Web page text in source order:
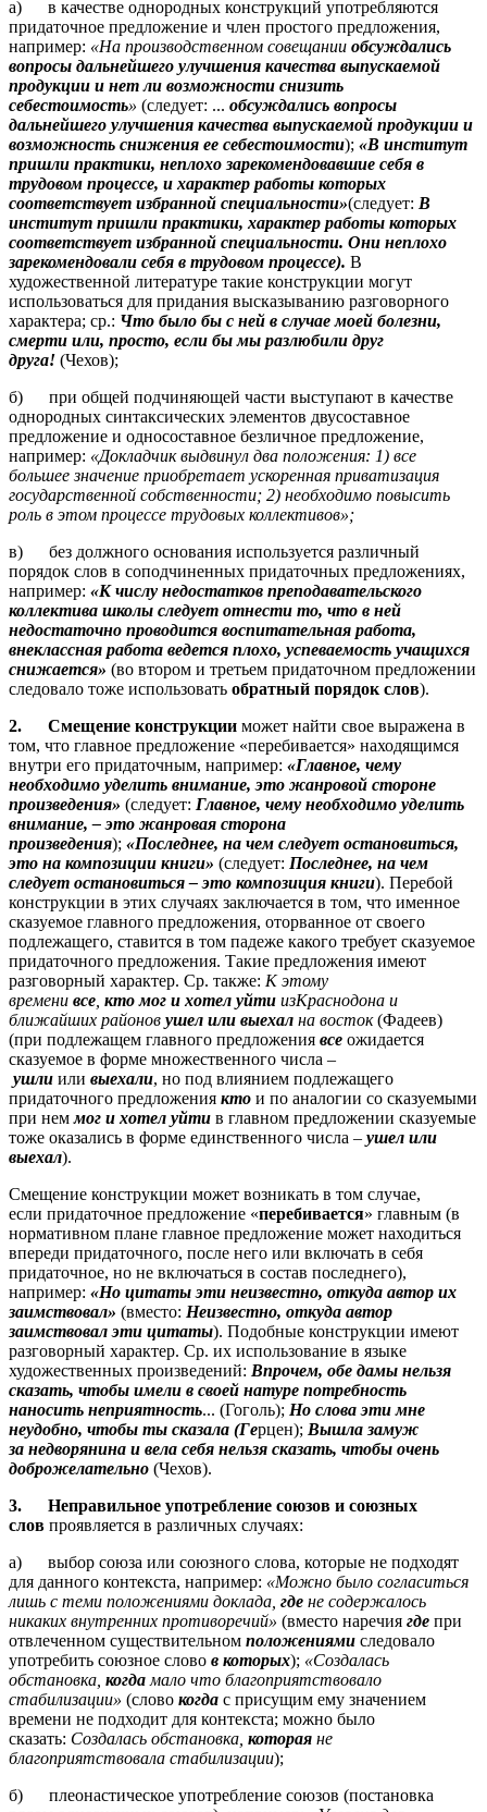
а) в качестве однородных конструкций употребляются
придаточное предложение и член простого предложения,
например: «На производственном совещании обсуждались
вопросы дальнейшего улучшения качества выпускаемой
продукции и нет ли возможности снизить
себестоимость» (следует: ... обсуждались вопросы
дальнейшего улучшения качества выпускаемой продукции и
возможность снижения ее себестоимости); «В институт
пришли практики, неплохо зарекомендовавшие себя в
трудовом процессе, и характер работы которых
соответствует избранной специальности»(следует: В
институт пришли практики, характер работы которых
соответствует избранной специальности. Они неплохо
зарекомендовали себя в трудовом процессе). В
художественной литературе такие конструкции могут
использоваться для придания высказыванию разговорного
характера; ср.: Что было бы с ней в случае моей болезни,
смерти или, просто, если бы мы разлюбили друг
друга! (Чехов);
б) при общей подчиняющей части выступают в качестве
однородных синтаксических элементов двусоставное
предложение и односоставное безличное предложение,
например: «Докладчик выдвинул два положения: 1) все
большее значение приобретает ускоренная приватизация
государственной собственности; 2) необходимо повысить
роль в этом процессе трудовых коллективов»;
в) без должного основания используется различный
порядок слов в соподчиненных придаточных предложениях,
например: «К числу недостатков преподавательского
коллектива школы следует отнести то, что в ней
недостаточно проводится воспитательная работа,
внеклассная работа ведется плохо, успеваемость учащихся
снижается» (во втором и третьем придаточном предложении
следовало тоже использовать обратный порядок слов).
2. Смещение конструкции может найти свое выражена в
том, что главное предложение «перебивается» находящимся
внутри его придаточным, например: «Главное, чему
необходимо уделить внимание, это жанровой стороне
произведения» (следует: Главное, чему необходимо уделить
внимание,– это жанровая сторона
произведения); «Последнее, на чем следует остановиться,
это на композиции книги» (следует: Последнее, на чем
следует остановиться– это композиция книги). Перебой
конструкции в этих случаях заключается в том, что именное
сказуемое главного предложения, оторванное от своего
подлежащего, ставится в том падеже какого требует сказуемое
придаточного предложения. Такие предложения имеют
разговорный характер. Ср. также: К этому
времени все кто мог и хотел уйти изКраснодона и
ближайших районов ушел или выехал на восток(Фадеев)
(при подлежащем главного предложения все ожидается
сказуемое в форме множественного числа –
ушли или выехали, но под влиянием подлежащего
придаточного предложения кто и по аналогии со сказуемыми
при неммог и хотел уйти в главном предложении сказуемые
тоже оказались в форме единственного числа – ушел или
выехал).
Смещение конструкции может возникать в том случае,
если придаточное предложение «перебивается» главным (в
нормативном плане главное предложение может находиться
впереди придаточного, после него или включать в себя
придаточное, но не включаться в состав последнего),
например: «Но цитаты эти неизвестно, откуда автор их
заимствовал» (вместо: Неизвестно, откуда автор
заимствовал эти цитаты). Подобные конструкции имеют
разговорный характер. Ср. их использование в языке
художественных произведений: Впрочем, обе дамы нельзя
сказать, чтобы имели в своей натуре потребность
наносить неприятность... (Гоголь); Но слова эти мне
неудобно, чтобы ты сказала (Герцен); Вышла замуж
за недворянина и вела себя нельзя сказать, чтобы очень
доброжелательно (Чехов).
3. Неправильное употребление союзов и союзных
слов проявляется в различных случаях:
а) выбор союза или союзного слова, которые не подходят
для данного контекста, например: «Можно было согласиться
лишь с теми положениями доклада, где не содержалось
никаких внутренних противоречий» (вместо наречия где при
отвлеченном существительном положениями следовало
употребить союзное слово в которых); «Создалась
обстановка, когда мало что благоприятствовало
стабилизации» (слово когда с присущим ему значением
времени не подходит для контекста; можно было
сказать: Создалась обстановка, которая не
благоприятствовала стабилизации);
б) плеонастическое употребление союзов (постановка